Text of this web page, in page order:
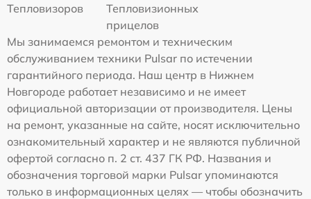
Тепловизоров
Тепловизионных
прицелов
Мы занимаемся ремонтом и техническим
обслуживанием техники Pulsar по истечении
гарантийного периода. Наш центр в Нижнем
Новгороде работает независимо и не имеет
официальной авторизации от производителя. Цены
на ремонт, указанные на сайте, носят исключительно
ознакомительный характер и не являются публичной
офертой согласно п. 2 ст. 437 ГК РФ. Названия и
обозначения торговой марки Pulsar упоминаются
только в информационных целях — чтобы обозначить